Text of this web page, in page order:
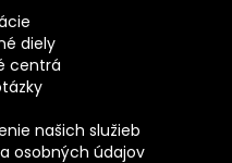
diely
centrá
našich služieb
osobných údajov